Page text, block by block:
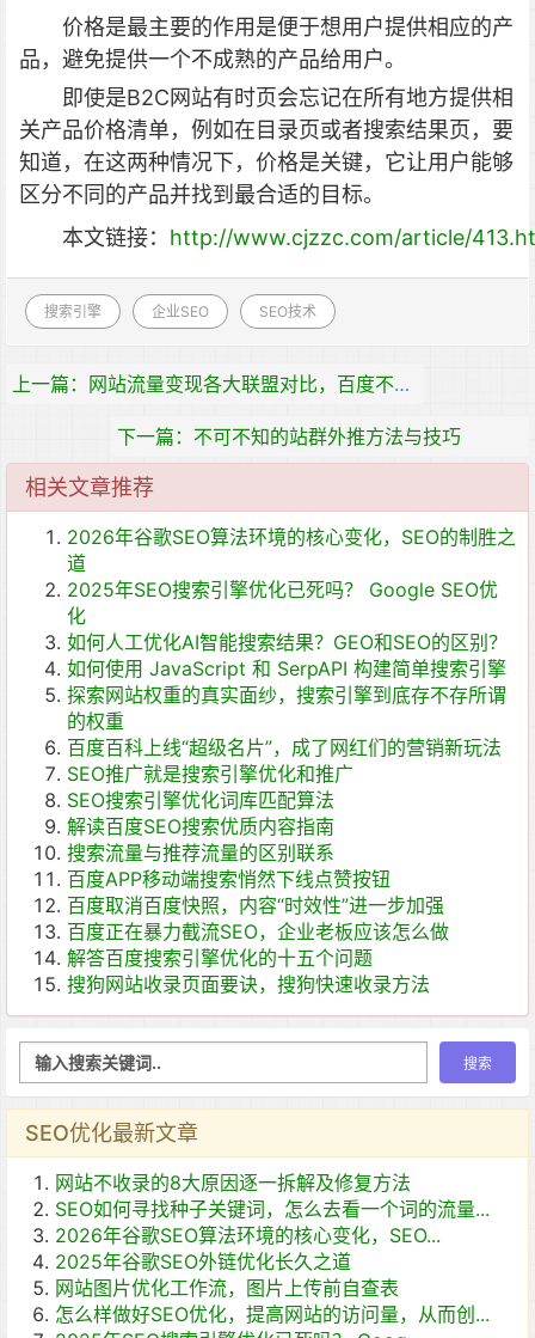
价格是最主要的作用是便于想用户提供相应的产
品，避免提供一个不成熟的产品给用户。
即使是B2C网站有时页会忘记在所有地方提供相
关产品价格清单，例如在目录页或者搜索结果页，要
知道，在这两种情况下，价格是关键，它让用户能够
区分不同的产品并找到最合适的目标。
本文链接： http://www.cjzzc.com/article/
搜索引擎 企业SEO SEO技术
上一篇：网站流量变现各大联盟对比，百度不是唯一选择
下一篇：不可不知的站群外推方法与技巧
相关文章推荐
2026年谷歌SEO算法环境的核心变化，SEO的制胜之
道
2025年SEO搜索引擎优化已死吗？ Google SEO优
化
如何人工优化AI智能搜索结果？GEO和SEO的区别？
如何使用 JavaScript 和 SerpAPI 构建简单搜索引擎
探索网站权重的真实面纱，搜索引擎到底存不存所谓
的权重
百度百科上线“超级名片”，成了网红们的营销新玩法
SEO推广就是搜索引擎优化和推广
SEO搜索引擎优化词库匹配算法
解读百度SEO搜索优质内容指南
搜索流量与推荐流量的区别联系
百度APP移动端搜索悄然下线点赞按钮
百度取消百度快照，内容“时效性”进一步加强
百度正在暴力截流SEO，企业老板应该怎么做
解答百度搜索引擎优化的十五个问题
搜狗网站收录页面要诀，搜狗快速收录方法
SEO优化最新文章
网站不收录的8大原因逐一拆解及修复方法
SEO如何寻找种子关键词，怎么去看一个词的流量...
2026年谷歌SEO算法环境的核心变化，SEO...
2025年谷歌SEO外链优化长久之道
网站图片优化工作流，图片上传前自查表
怎么样做好SEO优化，提高网站的访问量，从而创...